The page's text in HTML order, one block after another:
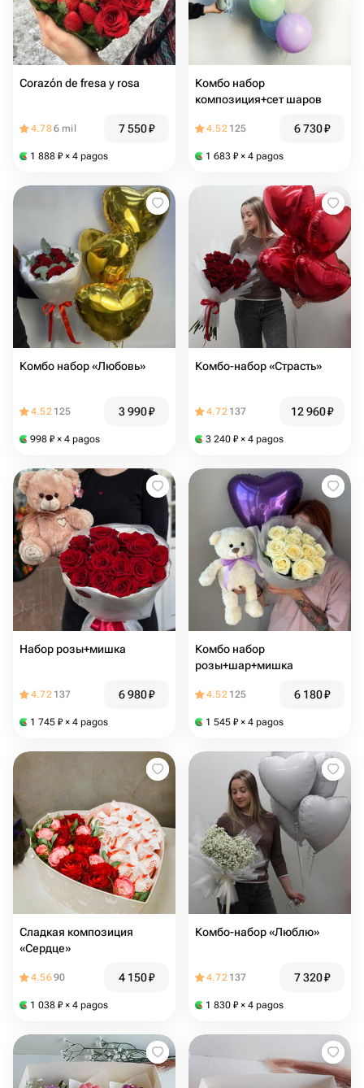
Corazón de fresa y rosa
4.786 mil 7 550₽
1 888 ₽ × 4 pagos
Комбо набор
композиция+сет шаров
4.52 125 6 730₽
1 683 ₽ × 4 pagos
Комбо набор «Любовь»
4.52 125 3 990₽
998 ₽ × 4 pagos
Комбо-набор «Страсть»
4.72 137 12 960₽
3 240 ₽ × 4 pagos
Набор розы+мишка
4.72 137 6 980₽
1 745 ₽ × 4 pagos
Комбо набор
розы+шар+мишка
4.52 125 6 180₽
1 545 ₽ × 4 pagos
Сладкая композиция
«Сердце»
4.5690 4 150₽
1 038 ₽ × 4 pagos
Комбо-набор «Люблю»
4.72 137 7 320₽
1 830 ₽ × 4 pagos